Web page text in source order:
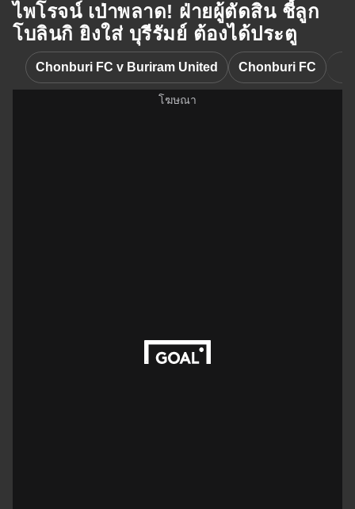
ไพโรจน์ เป่าพลาด! ฝ่ายผู้ตัดสิน ชี้ลูก
โบลินกิ ยิงใส่ บุรีรัมย์ ต้องได้ประตู
Chonburi FC v Buriram United Chonburi FC